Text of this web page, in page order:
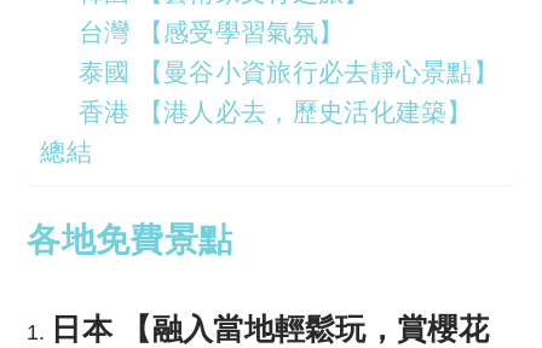
台灣 【感受學習氣氛】
泰國 【曼谷小資旅行必去靜心景點】
香港 【港人必去，歷史活化建築】
總結
各地免費景點
日本 【融入當地輕鬆玩，賞櫻花